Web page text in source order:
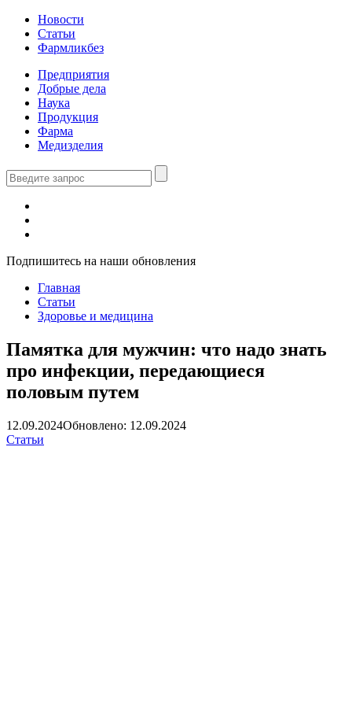
Новости
Статьи
Фармликбез
Предприятия
Добрые дела
Наука
Продукция
Фарма
Медизделия
Подпишитесь на наши обновления
Главная
Статьи
Здоровье и медицина
Памятка для мужчин: что надо знать
про инфекции, передающиеся
половым путем
12.09.2024Обновлено: 12.09.2024
Статьи